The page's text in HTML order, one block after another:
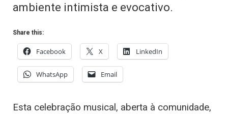
ambiente intimista e evocativo.
Share this:
Facebook X LinkedIn
WhatsApp Email
Esta celebração musical, aberta à comunidade,